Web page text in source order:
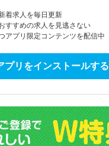
着求人を毎日更新
すすめの求人を見逃さない
アプリ限定コンテンツを配信中
プリをインストールする